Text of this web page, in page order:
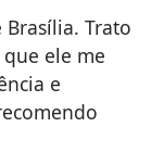
Trato
ele me
e